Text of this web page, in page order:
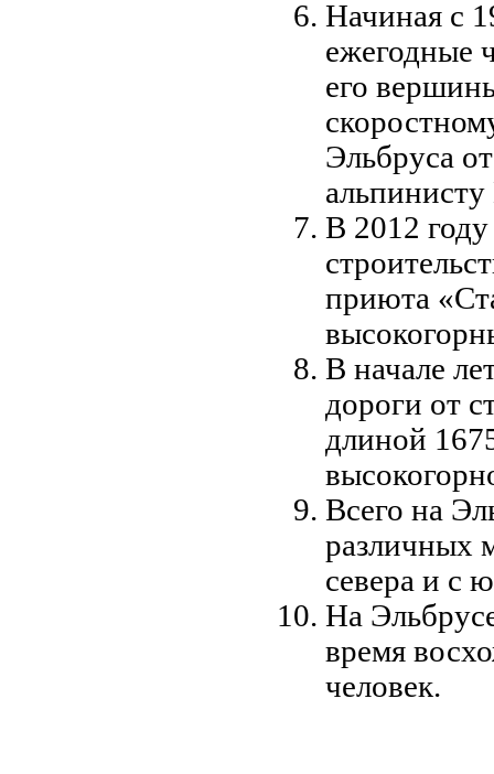
Начиная с
ежегодные
его
Эльбруса
В 2012
приюта
В начале
дороги от
длиной
Всего на
различных
севера и с
На
время
человек.